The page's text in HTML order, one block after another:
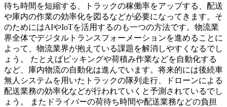
待ち時間を短縮する、トラックの稼働率をアップする、配送
や庫内の作業の効率化を図るなどが必要になってきます。そ
のためにはAIやIoTを活用するのも一つの方法です。物流業
界全体でデジタルトランスフォーメーションを進めることに
よって、物流業界が抱えている課題を解消しやすくなるでし
ょう。 たとえばピッキングや荷積み作業などを自動化する
など、庫内物流の自動化は進んでいます。将来的には後続車
無人システムを用いたトラックの隊列走行、ドローンによる
配送業務の効率化などが行われていくと予測されているでし
ょう。 またドライバーの荷待ち時間や配送業務などの負担